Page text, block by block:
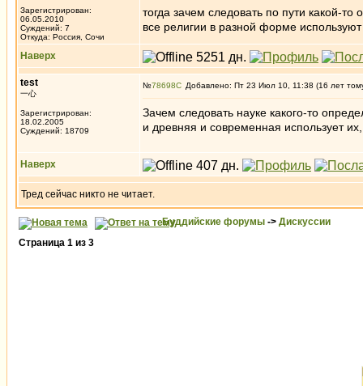
Зарегистрирован:
06.05.2010
Суждений: 7
Откуда: Россия, Сочи
тогда зачем следовать по пути какой-
все религии в разной форме
Наверх
test
一心
Зарегистрирован:
18.02.2005
Суждений: 18709
№78698 Добавлено: Пт 23 Июл 10, 11:38 (16 лет
Зачем следовать науке какого-то
и древняя и современная использует
Наверх
Тред сейчас никто не читает.
Буддийские форумы -> Дискуссии
Страница 1 из 3